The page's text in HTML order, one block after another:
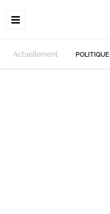
Actuellement POLITIQUE